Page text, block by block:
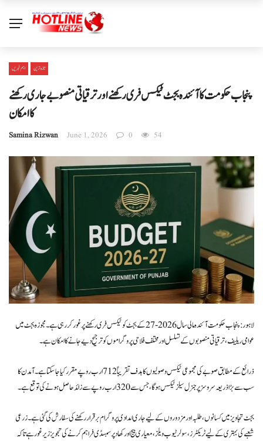
اہم خبریں تازہ ترین
پنجاب حکومت کا آئندہ بجٹ ٹیکس فری رکھنے اور ترقیاتی منصوبے جاری رکھنے
کا امکان
Samina Rizwan June 1, 2026 0 54
لاہور: پنجاب حکومت آئندہ مالی سال 2026-27 کے بجٹ کو ٹیکس فری رکھنے پر غور کر رہی ہے۔ مجوزہ بجٹ میں
عوامی ریلیف، ترقیاتی منصوبوں کے تسلسل اور مختلف فلاحی پروگراموں کو ترجیح دیے جانے کا امکان ہے۔
ذرائع کے مطابق صوبے کی مجموعی ٹیکس وصولیوں کا ہدف تقریباً 712 ارب روپے مقرر کیا جا سکتا ہے۔ آمدن کا
سب سے بڑا ذریعہ سروسز پر جنرل سیلز ٹیکس ہوگا، جس سے 320 ارب روپے سے زائد حاصل ہونے کی توقع ہے۔
بجٹ تجاویز میں کسانوں، طلبہ اور مزدوروں کے لیے جاری امدادی پروگرام برقرار رکھنے کی سفارش کی گئی ہے۔ زرعی
شعبے کی بہتری کے لیے ٹریکٹرز، سولر ٹیوب ویلز، معیاری بیج اور کھاد پر سبسڈی فراہم کرنے کی تجویز زیر غور ہے تاکہ